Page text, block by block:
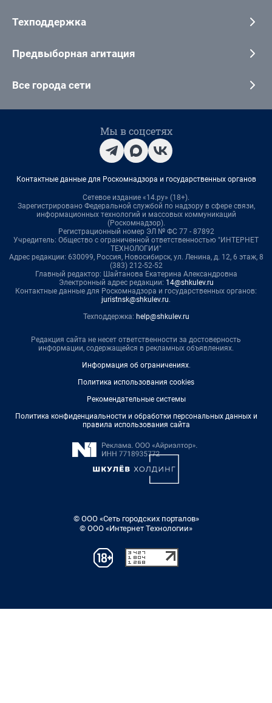
Техподдержка
Предвыборная агитация
Все города сети
Мы в соцсетях
Контактные данные для Роскомнадзора и государственных органов
Сетевое издание «14.ру» (18+).
Зарегистрировано Федеральной службой по надзору в сфере связи,
информационных технологий и массовых коммуникаций
(Роскомнадзор).
Регистрационный номер ЭЛ № ФС 77 - 87892
Учредитель: Общество с ограниченной ответственностью "ИНТЕРНЕТ
ТЕХНОЛОГИИ"
Адрес редакции: 630099, Россия, Новосибирск, ул. Ленина, д. 12, 6 этаж, 8
(383) 212-52-52
Главный редактор: Шайтанова Екатерина Александровна
Электронный адрес редакции: 14@shkulev.ru
Контактные данные для Роскомнадзора и государственных органов:
juristnsk@shkulev.ru.
Техподдержка: help@shkulev.ru
Редакция сайта не несет ответственности за достоверность
информации, содержащейся в рекламных объявлениях.
Информация об ограничениях.
Политика использования cookies
Рекомендательные системы
Политика конфиденциальности и обработки персональных данных и
правила использования сайта
© ООО «Сеть городских порталов»
© ООО «Интернет Технологии»